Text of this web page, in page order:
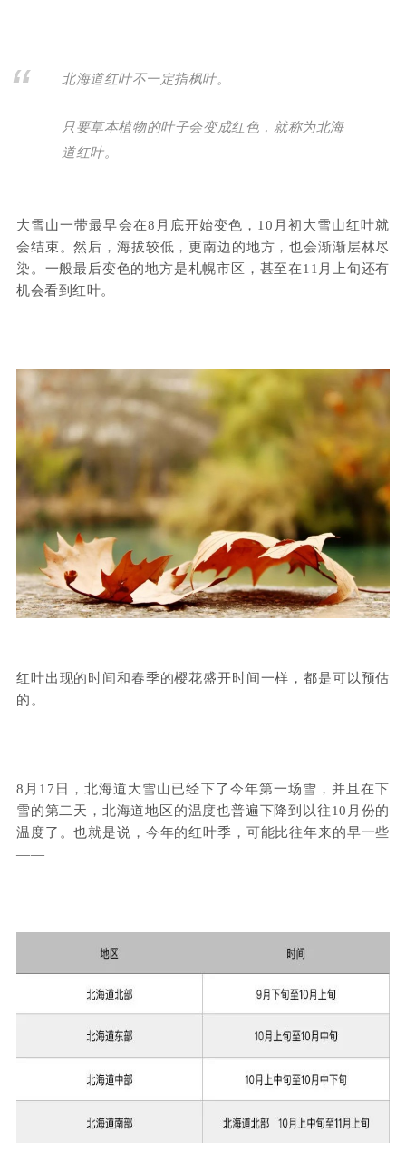
北海道红叶不一定指枫叶。
只要草本植物的叶子会变成红色，就称为北海
道红叶。
大雪山一带最早会在8月底开始变色，10月初大雪山红叶就
会结束。然后，海拔较低，更南边的地方，也会渐渐层林尽
染。一般最后变色的地方是札幌市区，甚至在11月上旬还有
机会看到红叶。
红叶出现的时间和春季的樱花盛开时间一样，都是可以预估
的。
8月17日，北海道大雪山已经下了今年第一场雪，并且在下
雪的第二天，北海道地区的温度也普遍下降到以往10月份的
温度了。也就是说，今年的红叶季，可能比往年来的早一些
——